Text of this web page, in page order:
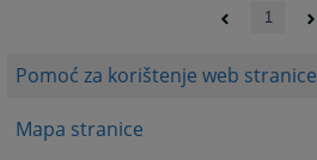
Pomoć za korištenje web stranice
Mapa stranice
1